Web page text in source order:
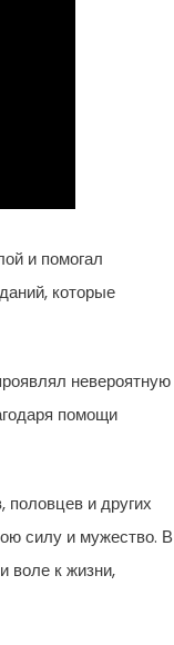
и помогал
которые
невероятную
помощи
и других
силу и мужество. В
воле к жизни,